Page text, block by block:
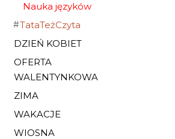
Nauka języków
TataTeżCzyta
DZIEŃ KOBIET
OFERTA
WALENTYNKOWA
ZIMA
WAKACJE
WIOSNA